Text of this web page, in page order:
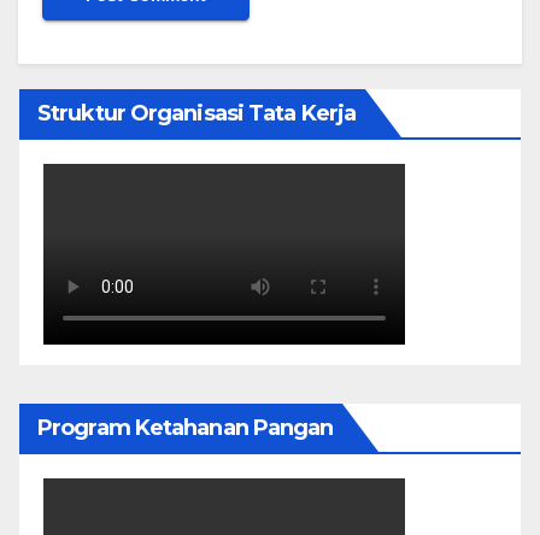
Struktur Organisasi Tata Kerja
Program Ketahanan Pangan